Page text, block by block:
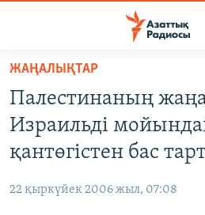
Skip
main
content
to
main
Navigation
AZATTYQTV
АДАМ ҚҰҚЫҚТАРЫ
ЖАҢАЛЫҚТАР
Палестинаның жаңа
Израильді
қантөгістен бас
22 қыркүйек 2006 жыл, 07:08